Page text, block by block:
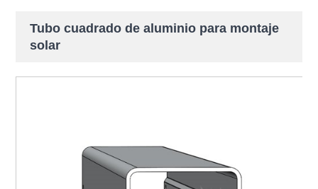
Tubo cuadrado de aluminio para montaje
solar